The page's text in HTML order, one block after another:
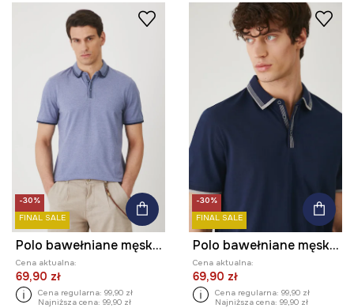
-30%
FINAL SALE
Polo bawełniane męskie z elastanem melanżowe kolor niebieski
Cena aktualna:
69,90 zł
Cena regularna: 99,90 zł
Najniższa cena: 99,90 zł
-30%
FINAL SALE
Polo bawełniane męskie z elastanem melanżowe kolor granatowy
Cena aktualna:
69,90 zł
Cena regularna: 99,90 zł
Najniższa cena: 99,90 zł